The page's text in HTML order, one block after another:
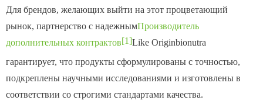
Для брендов, желающих выйти на этот процветающий
рынок, партнерство с надежнымПроизводитель
дополнительных контрактов[1]Like Originbionutra
гарантирует, что продукты сформулированы с точностью,
подкреплены научными исследованиями и изготовлены в
соответствии со строгими стандартами качества.